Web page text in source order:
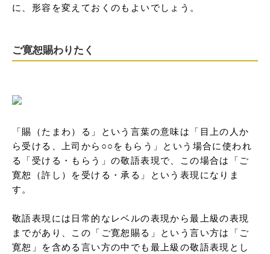
に、形容を変えておくのもよいでしょう。
ご寛恕賜わりたく
「賜（たまわ）る」という言葉の意味は「目上の人か
ら受ける、上司から○○をもらう」という場合に使われ
る「受ける・もらう」の敬語表現で、この場合は「ご
寛恕（許し）を受ける・承る」という表現になりま
す。
敬語表現には日常的なレベルの表現から最上級の表現
までがあり、この「ご寛恕賜る」という言い方は「ご
寛恕」を含める言い方の中でも最上級の敬語表現とし